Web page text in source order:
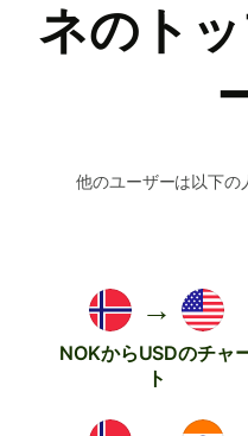
ネのト
他のユーザーは以下の
→
NOKからUSDのチャ
ト